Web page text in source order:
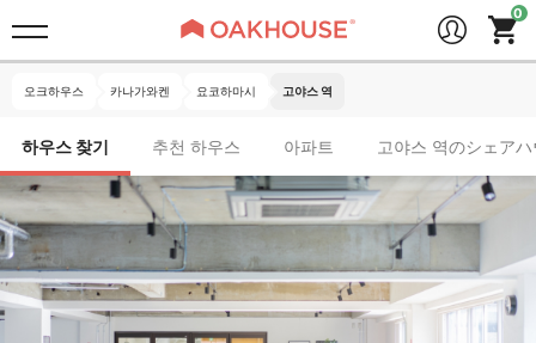
오크하우스 카나가와켄 요코하마시 고야스 역
하우스 찾기 추천 하우스 아파트 고야스 역のシェア